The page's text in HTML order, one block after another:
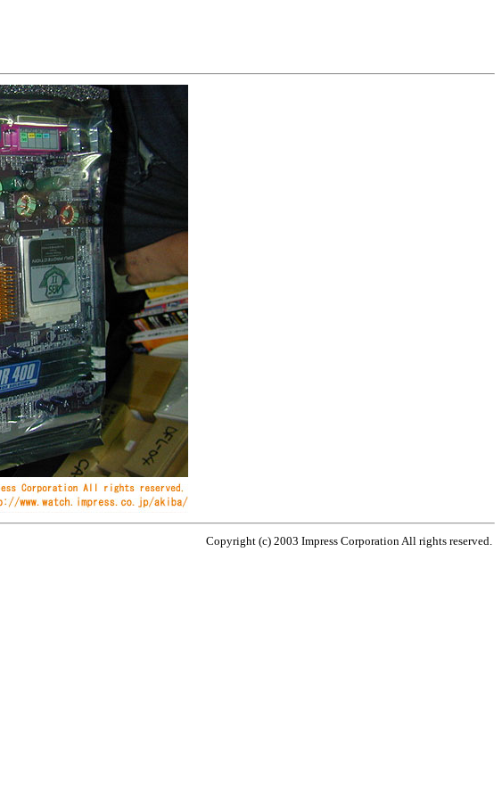
Copyright (c) 2003 Impress Corporation All rights reserved.